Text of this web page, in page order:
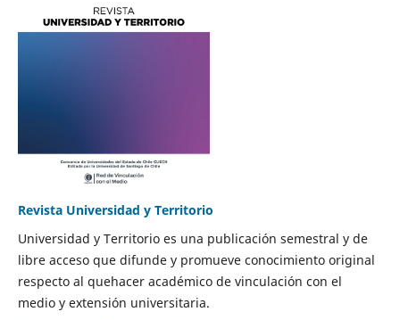
Revista Universidad y Territorio
Universidad y Territorio es una publicación semestral y de
libre acceso que difunde y promueve conocimiento original
respecto al quehacer académico de vinculación con el
medio y extensión universitaria.